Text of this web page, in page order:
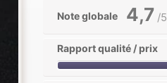
Note globale 4,7 /5
Rapport qualité / prix